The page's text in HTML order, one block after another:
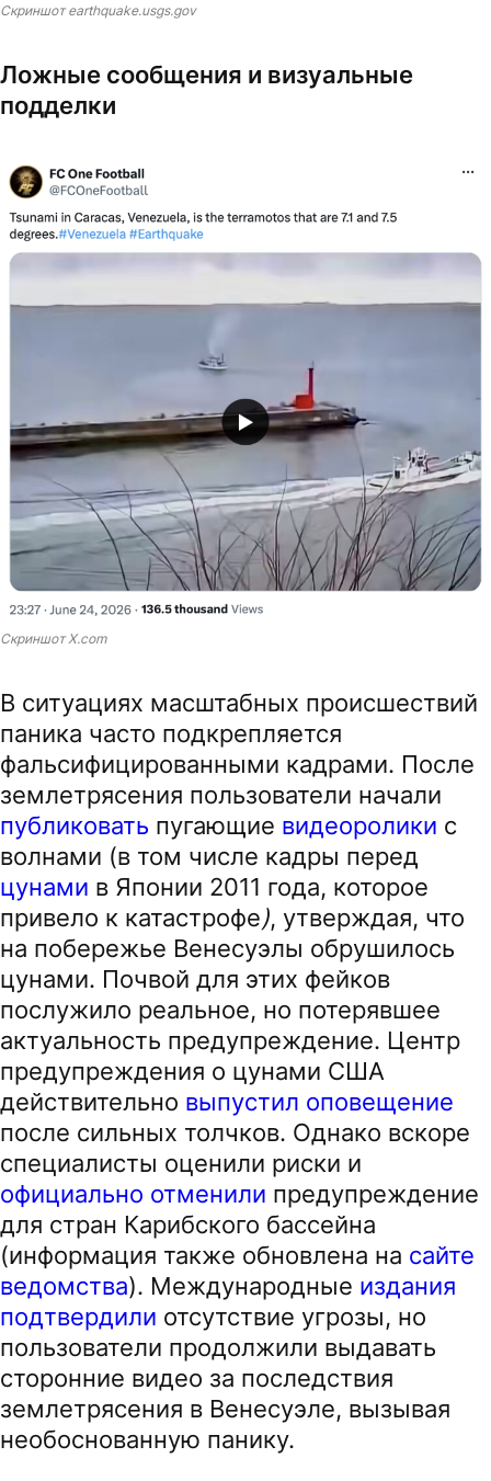
Скриншот earthquake.usgs.gov
Ложные сообщения и визуальные
подделки
Скриншот X.com
В ситуациях масштабных происшествий
паника часто подкрепляется
фальсифицированными кадрами. После
землетрясения пользователи начали
публиковать пугающие видеоролики с
волнами (в том числе кадры перед
цунами в Японии 2011 года, которое
привело к катастрофе), утверждая, что
на побережье Венесуэлы обрушилось
цунами. Почвой для этих фейков
послужило реальное, но потерявшее
актуальность предупреждение. Центр
предупреждения о цунами США
действительно выпустил оповещение
после сильных толчков. Однако вскоре
специалисты оценили риски и
официально отменили предупреждение
для стран Карибского бассейна
(информация также обновлена на сайте
ведомства). Международные издания
подтвердили отсутствие угрозы, но
пользователи продолжили выдавать
сторонние видео за последствия
землетрясения в Венесуэле, вызывая
необоснованную панику.